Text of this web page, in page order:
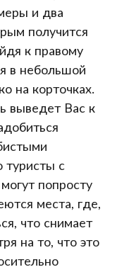
и два
получится
к правому
в небольшой
на корточках.
выведет Вас к
туристы с
попросту
места, где,
что снимает
на то, что это